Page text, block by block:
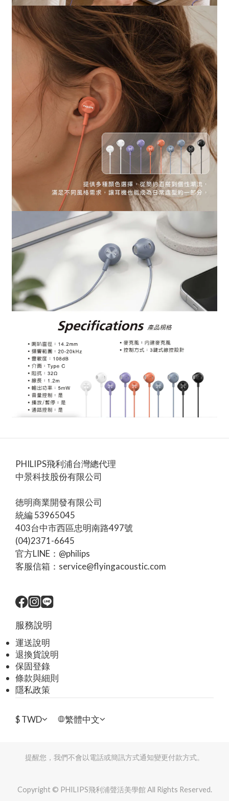
PHILIPS飛利浦台灣總代理
中景科技股份有限公司
徳明商業開發有限公司
統編 53965045
403台中市西區忠明南路497號
(04)2371-6645
官方LINE：@philips
客服信箱：service@flyingacoustic.com
服務說明
運送說明
退換貨說明
保固登錄
條款與細則
隱私政策
$TWD 繁體中文
提醒您，我們不會以電話或簡訊方式通知變更付款方式。
Copyright © PHILIPS飛利浦聲活美學館 All Rights Reserved.